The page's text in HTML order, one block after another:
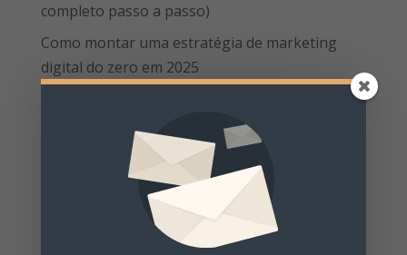
completo passo a passo)
Como montar uma estratégia de marketing
digital do zero em 2025
Baixo Orçamento com Alto Impacto
Marketing de Conteúdo para Iniciantes: Um